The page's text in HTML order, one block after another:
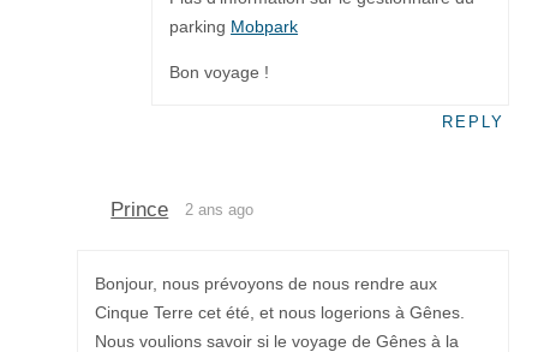
parking Mobpark
Bon voyage !
REPLY
Prince 2 ans ago
Bonjour, nous prévoyons de nous rendre aux
Cinque Terre cet été, et nous logerions à Gênes.
Nous voulions savoir si le voyage de Gênes à la